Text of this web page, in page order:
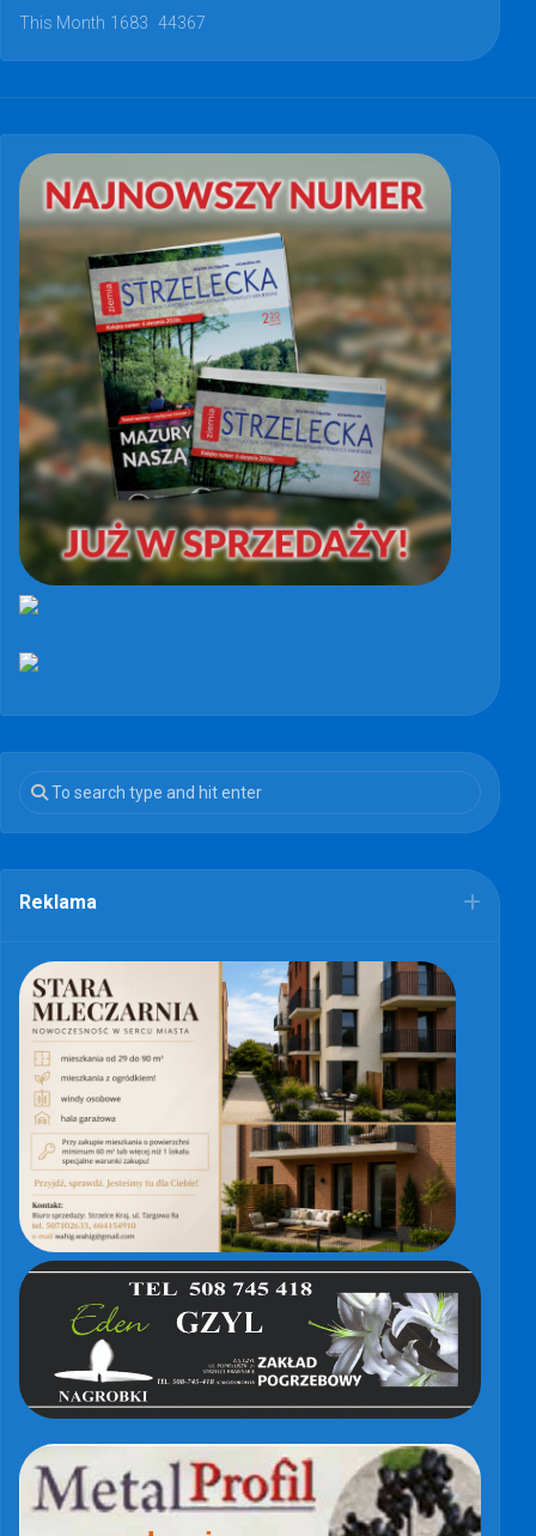
This Month 1683 44367
Reklama